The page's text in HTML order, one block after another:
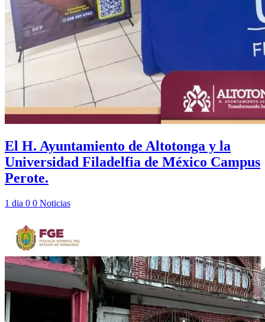
El H. Ayuntamiento de Altotonga y la
Universidad Filadelfia de México Campus
Perote.
1 dia 0 0 Noticias